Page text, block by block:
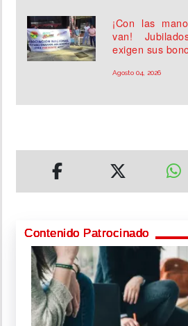
¡Con las
van!
exigen sus
Agosto 04, 2026
Contenido Patrocinado